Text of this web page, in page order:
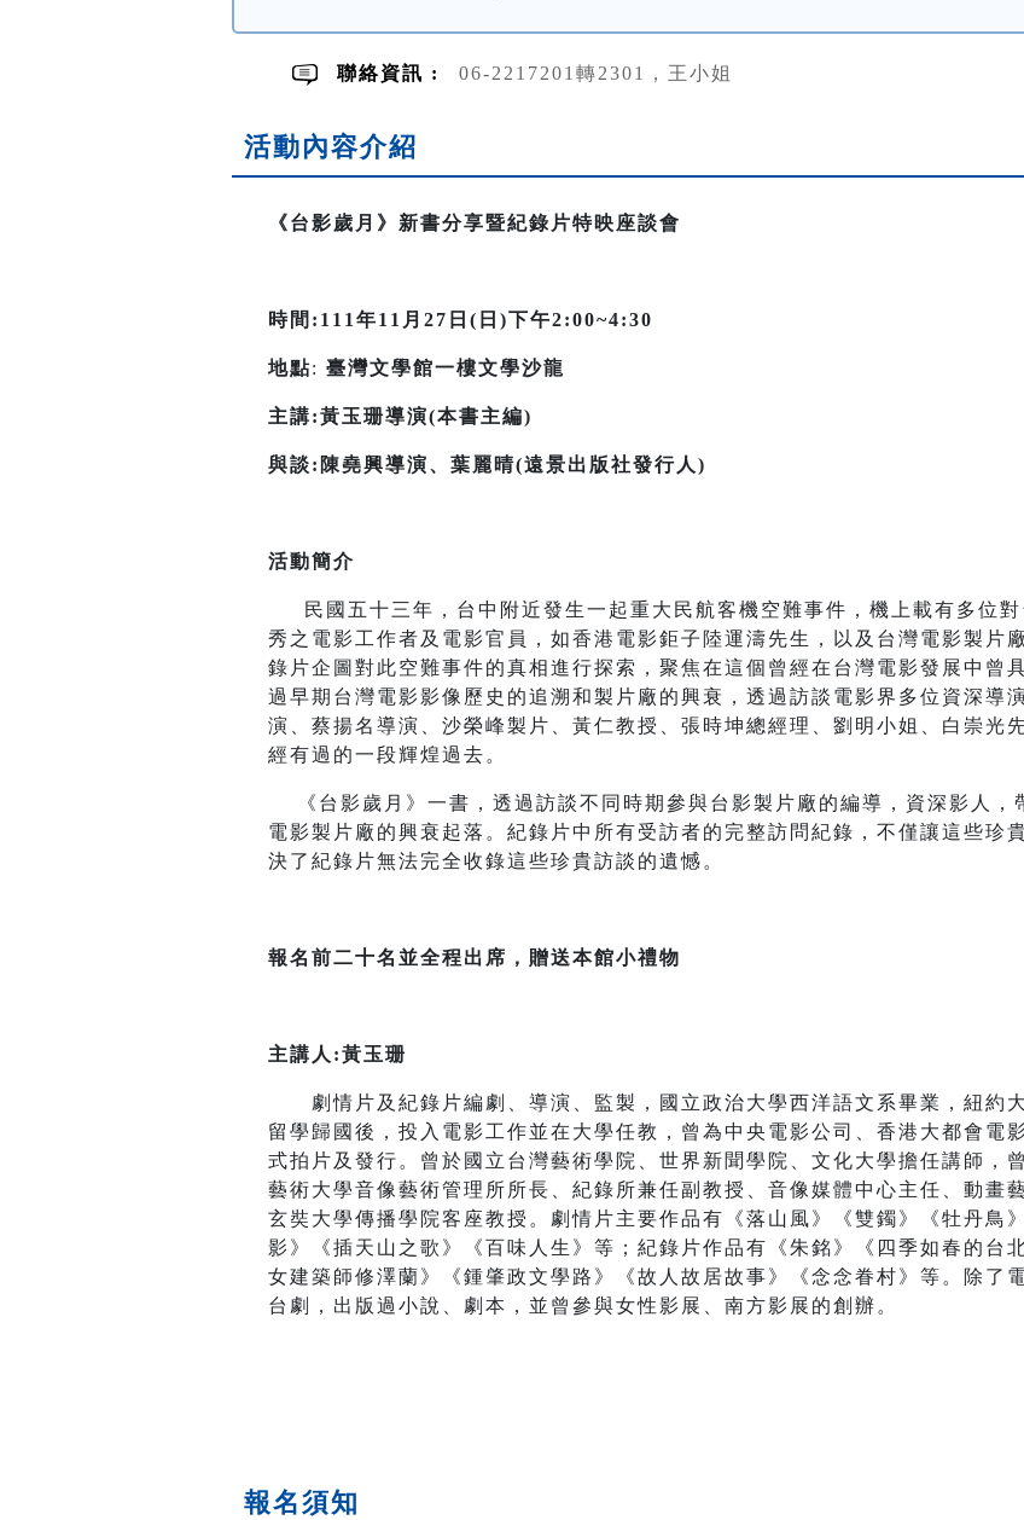
聯絡資訊 : 06-2217201轉2301，王小姐
活動內容介紹
《台影歲月》新書分享暨紀錄片特映座談會
時間 :111 年11 月 27 日 ( 日 )下午2:00~4:30
地點: 臺灣文學館一樓文學沙龍
主講:黃玉珊導演(本書主編)
與談: 陳堯興導演、葉麗晴(遠景出版社發行人 )
活動簡介
民國五十三年，台中附近發生一起重大民航客機空難事件，機上載有多位對
秀之電影工作者及電影官員，如香港電影鉅子陸運濤先生，以及台灣電影製片
錄片企圖對此空難事件的真相進行探索，聚焦在這個曾經在台灣電影發展中曾
過早期台灣電影影像歷史的追溯和製片廠的興衰，透過訪談電影界多位資深導
演、蔡揚名導演、沙榮峰製片、黃仁教授、張時坤總經理、劉明小姐、白崇光
經有過的一段輝煌過去。
《台影歲月》一書，透過訪談不同時期參與台影製片廠的編導，資深影人，
電影製片廠的興衰起落。紀錄片中所有受訪者的完整訪問紀錄，不僅讓這些珍
決了紀錄片無法完全收錄這些珍貴訪談的遺憾。
報名前二十名並全程出席，贈送本館小禮物
主講人 :黃玉珊
劇情片及紀錄片編劇、導演、監製，國立政治大學西洋語文系畢業，紐約
留學歸國後，投入電影工作並在大學任教，曾為中央電影公司、香港大都會電
式拍片及發行。曾於國立台灣藝術學院、世界新聞學院、文化大學擔任講師，
藝術大學音像藝術管理所所長、紀錄所兼任副教授、音像媒體中心主任、動畫
玄奘大學傳播學院客座教授。劇情片主要作品有《落山風》《雙鐲》《牡丹鳥
影》《插天山之歌》《百味人生》等；紀錄片作品有《朱銘》《四季如春的台
女建築師修澤蘭》《鍾肇政文學路》《故人故居故事》《念念眷村》等。除了
台劇，出版過小說、劇本，並曾參與女性影展、南方影展的創辦。
報名須知